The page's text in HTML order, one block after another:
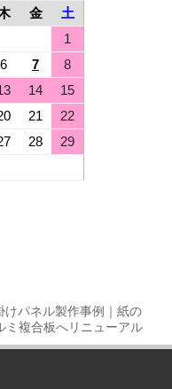
けパネル製作事例｜紙の
ミ複合板へリニューアル
金
土
1
6 7
8
14
15
21
22
28
29